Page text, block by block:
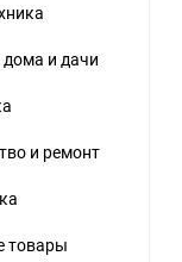
и дачи
и ремонт
товары